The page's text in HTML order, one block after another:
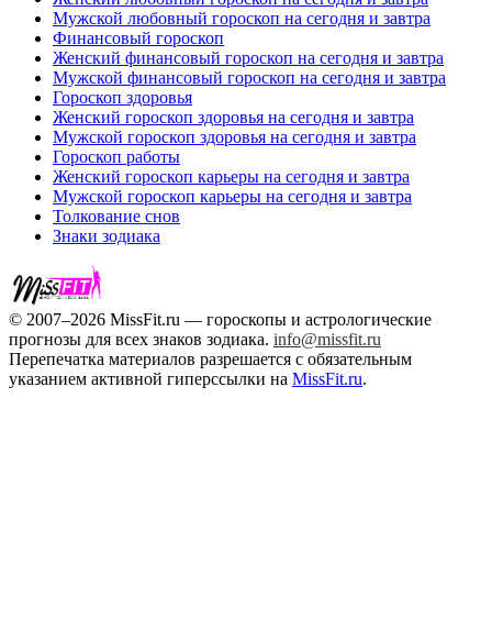
Мужской любовный гороскоп на сегодня и завтра
Финансовый гороскоп
Женский финансовый гороскоп на сегодня и завтра
Мужской финансовый гороскоп на сегодня и завтра
Гороскоп здоровья
Женский гороскоп здоровья на сегодня и завтра
Мужской гороскоп здоровья на сегодня и завтра
Гороскоп работы
Женский гороскоп карьеры на сегодня и завтра
Мужской гороскоп карьеры на сегодня и завтра
Толкование снов
Знаки зодиака
© 2007–2026 MissFit.ru — гороскопы и астрологические
прогнозы для всех знаков зодиака. info@missfit.ru
Перепечатка материалов разрешается с обязательным
указанием активной гиперссылки на MissFit.ru.